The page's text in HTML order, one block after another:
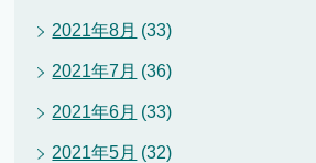
2021年8月 (33)
2021年7月 (36)
2021年6月 (33)
2021年5月 (32)